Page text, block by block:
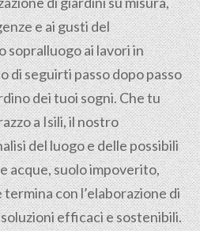
e ai gusti del
sopralluogo ai lavori in
di seguirti passo dopo passo
dei tuoi sogni. Che tu
a Isili, il nostro
del luogo e delle possibili
acque, suolo impoverito,
con l’elaborazione di
efficaci e sostenibili.